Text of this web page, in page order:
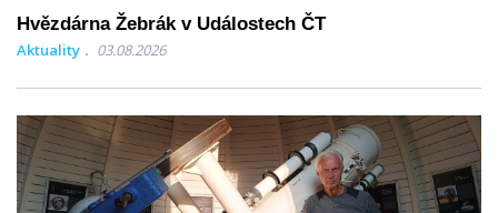
Hvězdárna Žebrák v Událostech ČT
Aktuality 03.08.2026